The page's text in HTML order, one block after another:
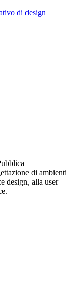
di design
di ambienti
design, alla user